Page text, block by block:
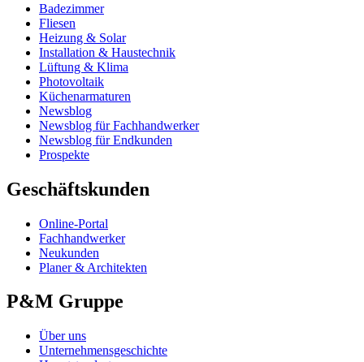
Badezimmer
Fliesen
Heizung & Solar
Installation & Haustechnik
Lüftung & Klima
Photovoltaik
Küchenarmaturen
Newsblog
Newsblog für Fachhandwerker
Newsblog für Endkunden
Prospekte
Geschäftskunden
Online-Portal
Fachhandwerker
Neukunden
Planer & Architekten
P&M Gruppe
Über uns
Unternehmensgeschichte